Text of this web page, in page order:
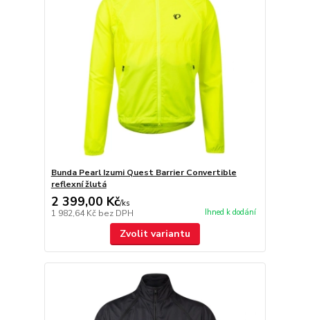
Bunda Pearl Izumi Quest Barrier Convertible
reflexní žlutá
2 399,00 Kč/ks
1 982,64 Kč bez DPH Ihned k dodání
Zvolit variantu